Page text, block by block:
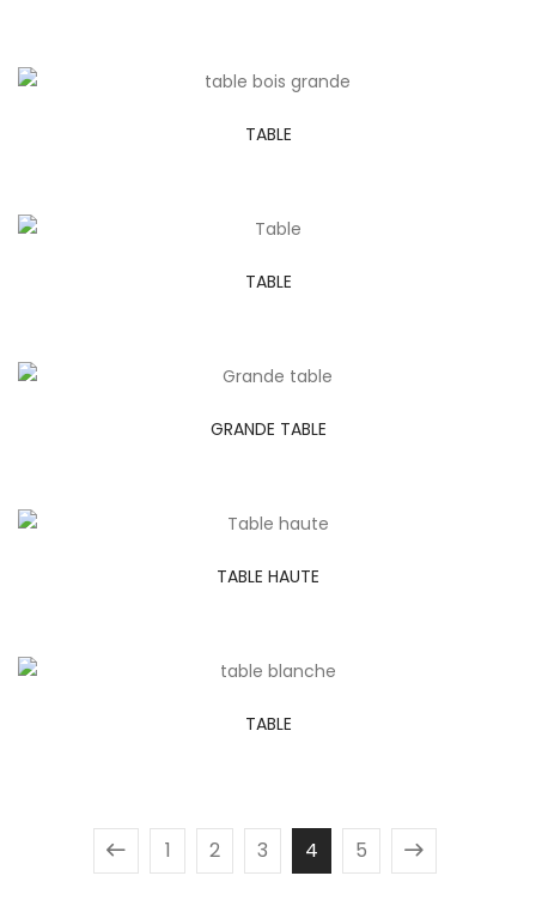
TABLE
TABLE
GRANDE TABLE
TABLE HAUTE
TABLE
1 2 3 4 5